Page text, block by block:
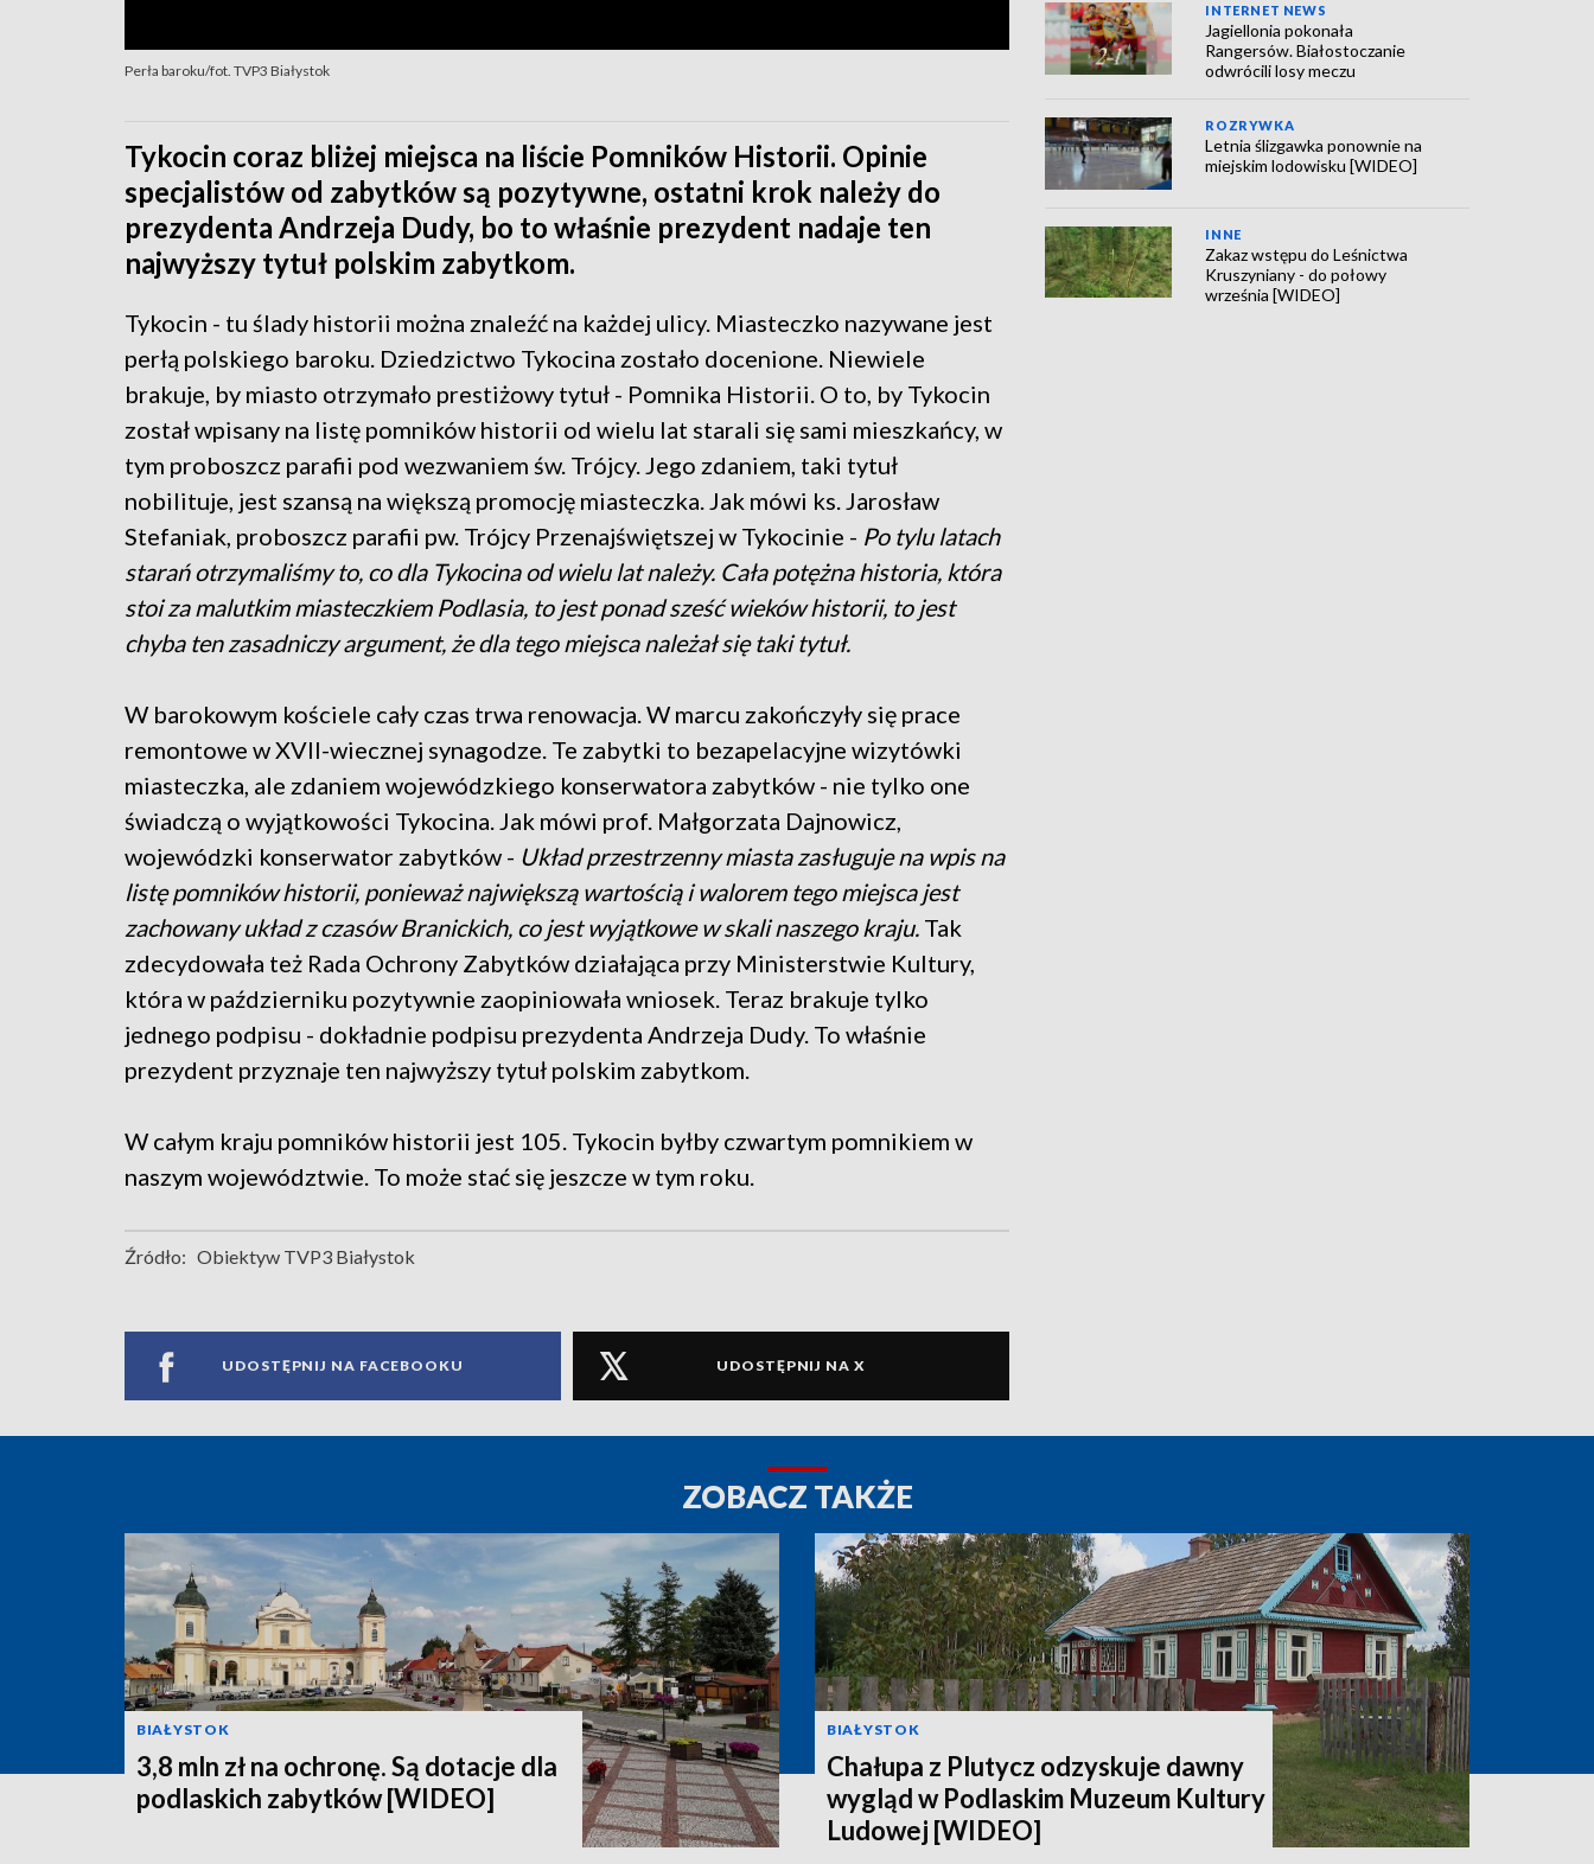
Perła baroku/fot. TVP3 Białystok
Tykocin coraz bliżej miejsca na liście Pomników Historii. Opinie
specjalistów od zabytków są pozytywne, ostatni krok należy do
prezydenta Andrzeja Dudy, bo to właśnie prezydent nadaje ten
najwyższy tytuł polskim zabytkom.
Tykocin - tu ślady historii można znaleźć na każdej ulicy. Miasteczko nazywane jest
perłą polskiego baroku. Dziedzictwo Tykocina zostało docenione. Niewiele
brakuje, by miasto otrzymało prestiżowy tytuł - Pomnika Historii. O to, by Tykocin
został wpisany na listę pomników historii od wielu lat starali się sami mieszkańcy, w
tym proboszcz parafii pod wezwaniem św. Trójcy. Jego zdaniem, taki tytuł
nobilituje, jest szansą na większą promocję miasteczka. Jak mówi ks. Jarosław
Stefaniak, proboszcz parafii pw. Trójcy Przenajświętszej w Tykocinie - Po tylu latach
starań otrzymaliśmy to, co dla Tykocina od wielu lat należy. Cała potężna historia, która
stoi za malutkim miasteczkiem Podlasia, to jest ponad sześć wieków historii, to jest
chyba ten zasadniczy argument, że dla tego miejsca należał się taki tytuł.
W barokowym kościele cały czas trwa renowacja. W marcu zakończyły się prace
remontowe w XVII-wiecznej synagodze. Te zabytki to bezapelacyjne wizytówki
miasteczka, ale zdaniem wojewódzkiego konserwatora zabytków - nie tylko one
świadczą o wyjątkowości Tykocina. Jak mówi prof. Małgorzata Dajnowicz,
wojewódzki konserwator zabytków - Układ przestrzenny miasta zasługuje na wpis na
listę pomników historii, ponieważ największą wartością i walorem tego miejsca jest
zachowany układ z czasów Branickich, co jest wyjątkowe w skali naszego kraju. Tak
zdecydowała też Rada Ochrony Zabytków działająca przy Ministerstwie Kultury,
która w październiku pozytywnie zaopiniowała wniosek. Teraz brakuje tylko
jednego podpisu - dokładnie podpisu prezydenta Andrzeja Dudy. To właśnie
prezydent przyznaje ten najwyższy tytuł polskim zabytkom.
W całym kraju pomników historii jest 105. Tykocin byłby czwartym pomnikiem w
naszym województwie. To może stać się jeszcze w tym roku.
Źródło: Obiektyw TVP3 Białystok
UDOSTĘPNIJ NA FACEBOOKU UDOSTĘPNIJ NA X
INTERNET NEWS
Jagiellonia pokonała
Rangersów. Białostoczanie
odwrócili losy meczu
ROZRYWKA
Letnia ślizgawka ponownie na
miejskim lodowisku [WIDEO]
INNE
Zakaz wstępu do Leśnictwa
Kruszyniany - do połowy
września [WIDEO]
ZOBACZ TAKŻE
BIAŁYSTOK
3,8 mln zł na ochronę. Są dotacje dla
podlaskich zabytków [WIDEO]
BIAŁYSTOK
Chałupa z Plutycz odzyskuje dawny
wygląd w Podlaskim Muzeum Kultury
Ludowej [WIDEO]